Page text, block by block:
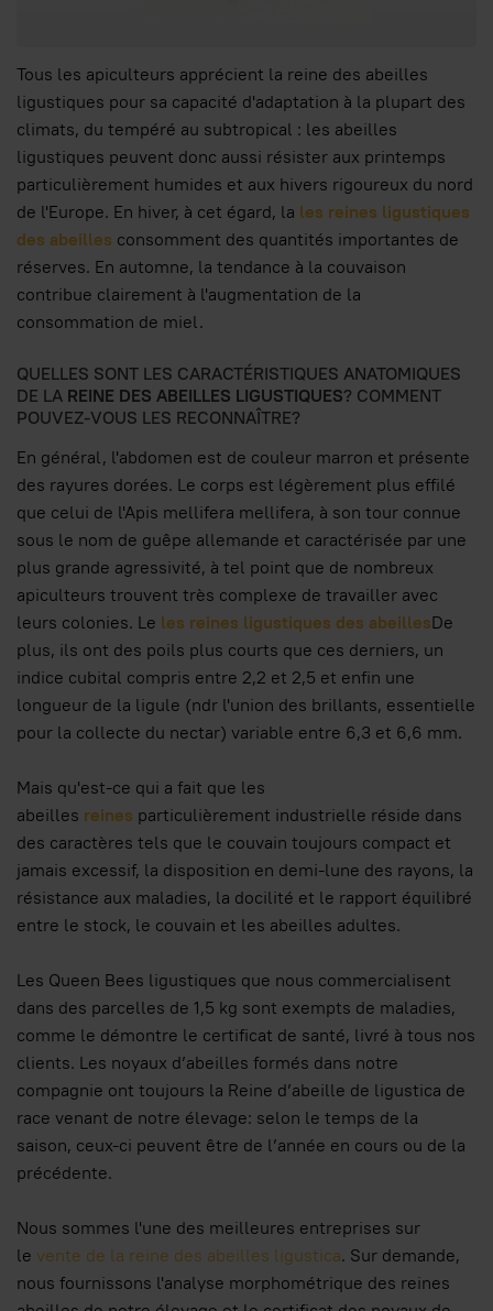
Tous les apiculteurs apprécient la reine des abeilles
ligustiques pour sa capacité d'adaptation à la plupart des
climats, du tempéré au subtropical : les abeilles
ligustiques peuvent donc aussi résister aux printemps
particulièrement humides et aux hivers rigoureux du nord
de l'Europe. En hiver, à cet égard, la les reines ligustiques
des abeilles consomment des quantités importantes de
réserves. En automne, la tendance à la couvaison
contribue clairement à l'augmentation de la
consommation de miel.
QUELLES SONT LES CARACTÉRISTIQUES ANATOMIQUES
DE LA REINE DES ABEILLES LIGUSTIQUES? COMMENT
POUVEZ-VOUS LES RECONNAÎTRE?
En général, l'abdomen est de couleur marron et présente
des rayures dorées. Le corps est légèrement plus effilé
que celui de l'Apis mellifera mellifera, à son tour connue
sous le nom de guêpe allemande et caractérisée par une
plus grande agressivité, à tel point que de nombreux
apiculteurs trouvent très complexe de travailler avec
leurs colonies. Le les reines ligustiques des abeillesDe
plus, ils ont des poils plus courts que ces derniers, un
indice cubital compris entre 2,2 et 2,5 et enfin une
longueur de la ligule (ndr l'union des brillants, essentielle
pour la collecte du nectar) variable entre 6,3 et 6,6 mm.
Mais qu'est-ce qui a fait que les
abeilles reines particulièrement industrielle réside dans
des caractères tels que le couvain toujours compact et
jamais excessif, la disposition en demi-lune des rayons, la
résistance aux maladies, la docilité et le rapport équilibré
entre le stock, le couvain et les abeilles adultes.
Les Queen Bees ligustiques que nous commercialisent
dans des parcelles de 1,5 kg sont exempts de maladies,
comme le démontre le certificat de santé, livré à tous nos
clients. Les noyaux d’abeilles formés dans notre
compagnie ont toujours la Reine d’abeille de ligustica de
race venant de notre élevage: selon le temps de la
saison, ceux-ci peuvent être de l’année en cours ou de la
précédente.
Nous sommes l'une des meilleures entreprises sur
le vente de la reine des abeilles ligustica. Sur demande,
nous fournissons l'analyse morphométrique des reines